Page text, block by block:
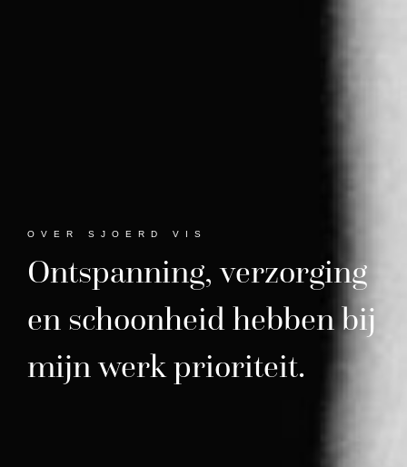
OVER SJOERD VIS
Ontspanning, verzorging
en schoonheid hebbenbij
mijnwerkprioriteit.